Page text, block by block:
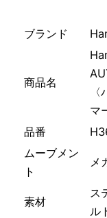
ブランド
商品名
マ
品番
ムーブメン
ト
メ
素材
ス
ル